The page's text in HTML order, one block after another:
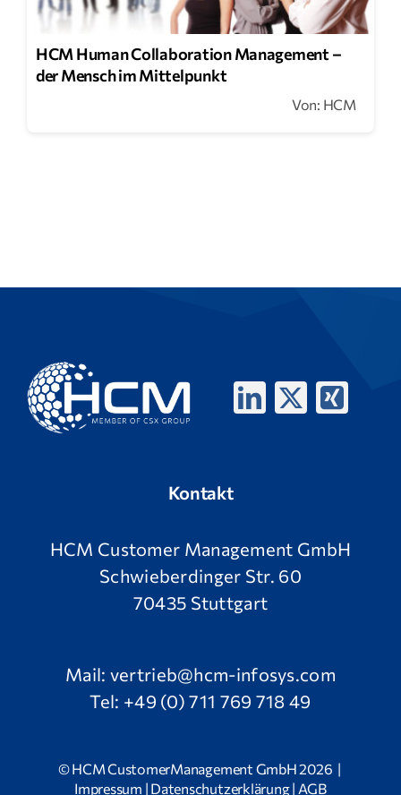
HCM Human Collaboration Management –
der Mensch im Mittelpunkt
Von: HCM
Kontakt
HCM Customer Management GmbH
Schwieberdinger Str. 60
70435 Stuttgart
Mail: vertrieb@hcm-infosys.com
Tel: +49 (0) 711 769 718 49
© HCM CustomerManagement GmbH 2026 |
Impressum | Datenschutzerklärung| AGB